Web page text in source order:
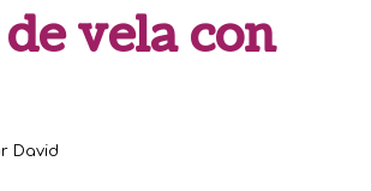
vela con
David